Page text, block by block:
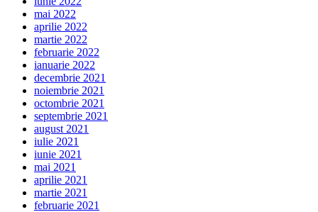
mai 2022
aprilie 2022
martie 2022
februarie 2022
ianuarie 2022
decembrie 2021
noiembrie 2021
octombrie 2021
septembrie 2021
august 2021
iulie 2021
iunie 2021
mai 2021
aprilie 2021
martie 2021
februarie 2021